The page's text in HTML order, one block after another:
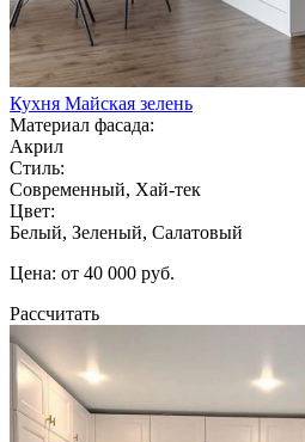
Кухня Майская зелень
Материал фасада:
Акрил
Стиль:
Современный, Хай-тек
Цвет:
Белый, Зеленый, Салатовый
Цена: от 40 000 руб.
Рассчитать